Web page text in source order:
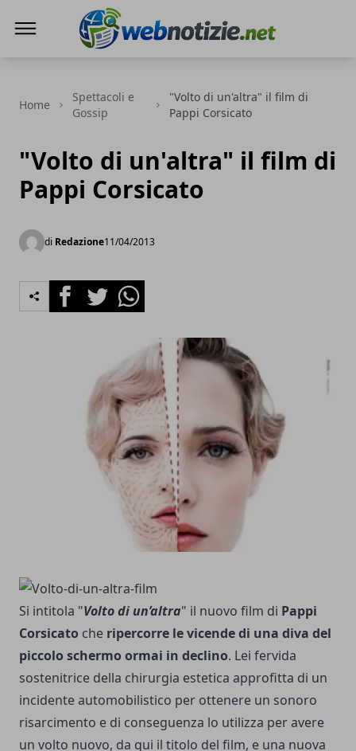
Home
Spettacoli e
Gossip
"Volto di un'altra" il film di
Pappi Corsicato
"Volto di un'altra" il film di
Pappi Corsicato
di Redazione11/04/2013
FacebookTwitterWhatsapp
Si intitola "Volto di un’altra" il nuovo film di Pappi
Corsicato che ripercorre le vicende di una diva del
piccolo schermo ormai in declino. Lei fervida
sostenitrice della chirurgia estetica approfitta di un
incidente automobilistico per ottenere un sonoro
risarcimento e di conseguenza lo utilizza per avere
un volto nuovo, da qui il titolo del film, e una nuova